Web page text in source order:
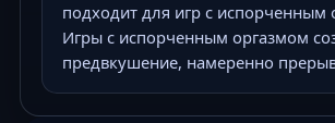
подходит для игр с испорченным
Игры с испорченным оргазмом
предвкушение, намеренно